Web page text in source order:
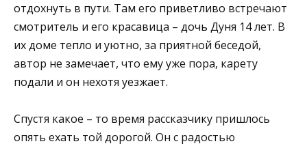
отдохнуть в пути. Там его приветливо встречают
смотритель и его красавица – дочь Дуня 14 лет. В
их доме тепло и уютно, за приятной беседой,
автор не замечает, что ему уже пора, карету
подали и он нехотя уезжает.
Спустя какое – то время рассказчику пришлось
опять ехать той дорогой. Он с радостью